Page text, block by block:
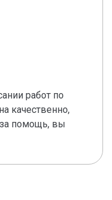
работ по
качественно,
за помощь, вы